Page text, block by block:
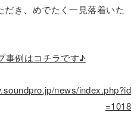
き、めでたく一見落着いた
事例はコチラです♪
news/index.php?id
=1018